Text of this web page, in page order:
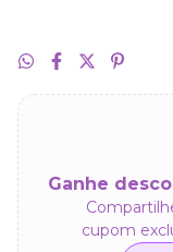
Ganhe
cupom